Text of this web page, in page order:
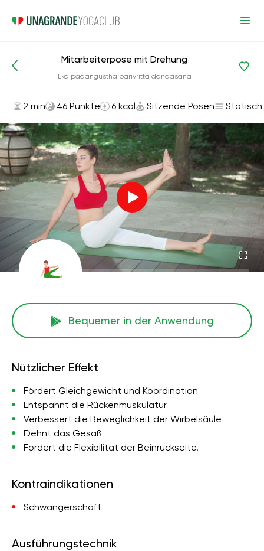
Asanas und Übungen Sitzende Posen
Mitarbeiterpose mit Drehung
Eka padangustha parivritta dandasana
2 min 46 Punkte 6 kcal Sitzende Posen Statisch
Bequemer in der Anwendung
Nützlicher Effekt
Fördert Gleichgewicht und Koordination
Entspannt die Rückenmuskulatur
Verbessert die Beweglichkeit der Wirbelsäule
Dehnt das Gesäß
Fördert die Flexibilität der Beinrückseite.
Kontraindikationen
Schwangerschaft
Ausführungstechnik